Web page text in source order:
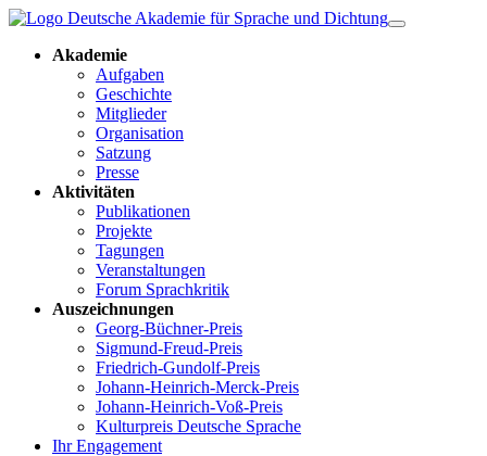
Akademie
Aufgaben
Geschichte
Mitglieder
Organisation
Satzung
Presse
Aktivitäten
Publikationen
Projekte
Tagungen
Veranstaltungen
Forum Sprachkritik
Auszeichnungen
Georg-Büchner-Preis
Sigmund-Freud-Preis
Friedrich-Gundolf-Preis
Johann-Heinrich-Merck-Preis
Johann-Heinrich-Voß-Preis
Kulturpreis Deutsche Sprache
Ihr Engagement